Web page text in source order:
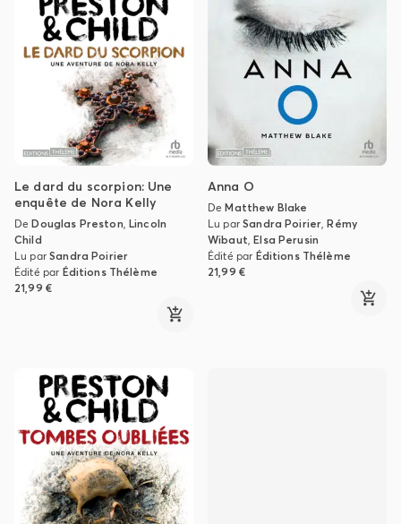
Le dard du scorpion: Une
enquête de Nora Kelly
DeDouglas Preston,Lincoln
Child
Lu parSandra Poirier
Édité par Éditions Thélème
21,99 €
Anna O
DeMatthew Blake
Lu parSandra Poirier,Rémy
Wibaut,Elsa Perusin
Édité par Éditions Thélème
21,99 €